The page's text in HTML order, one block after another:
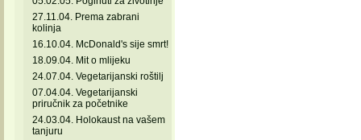
27.11.04. Prema zabrani
kolinja
16.10.04. McDonald's sije smrt!
18.09.04. Mit o mlijeku
24.07.04. Vegetarijanski roštilj
07.04.04. Vegetarijanski
priručnik za početnike
24.03.04. Holokaust na vašem
tanjuru